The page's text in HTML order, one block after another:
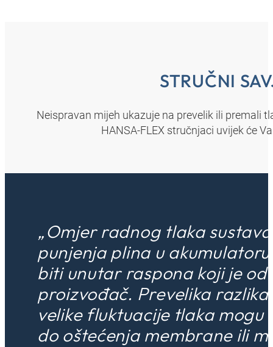
STRUČNI
Neispravan mijeh ukazuje na prevelik ili premali
HANSA‑FLEX stručnjaci uvijek će
„Omjer radnog tlaka
punjenja plina u
biti unutar raspona koji je
proizvođač. Prevelika
velike fluktuacije tlaka mogu
do oštećenja membrane ili